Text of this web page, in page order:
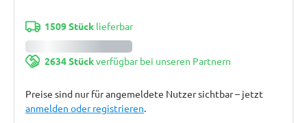
1509 Stücklieferbar
2634 Stückverfügbar bei unseren Partnern
Preise sind nur für angemeldete Nutzer sichtbar – jetzt
anmelden oder registrieren.